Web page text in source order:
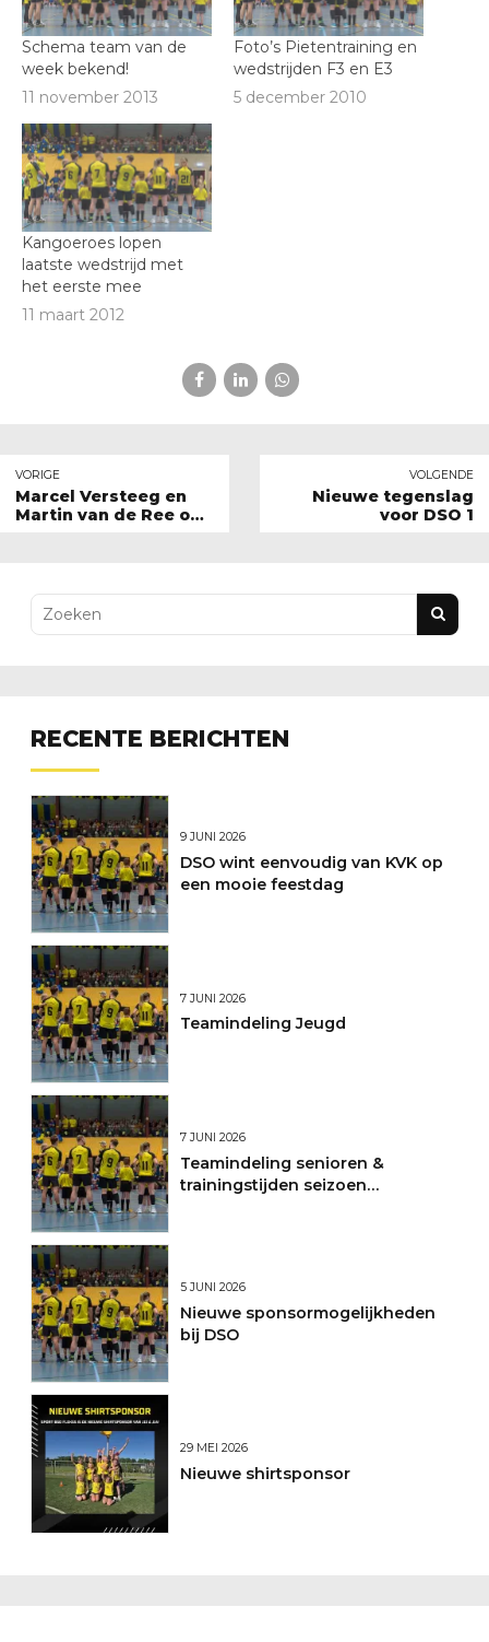
Schema team van de
week bekend!
11 november 2013
Foto’s Pietentraining en
wedstrijden F3 en E3
5 december 2010
Kangoeroes lopen
laatste wedstrijd met
het eerste mee
11 maart 2012
VORIGE
Marcel Versteeg en
Martin van de Ree ook
VOLGENDE
Nieuwe tegenslag
voor DSO 1
RECENTE BERICHTEN
9 JUNI 2026
DSO wint eenvoudig van KVK op
een mooie feestdag
7 JUNI 2026
Teamindeling Jeugd
7 JUNI 2026
Teamindeling senioren &
trainingstijden seizoen
5 JUNI 2026
Nieuwe sponsormogelijkheden
bij DSO
29 MEI 2026
Nieuwe shirtsponsor